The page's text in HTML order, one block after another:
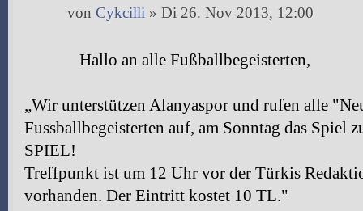
von Cykcilli » Di 26. Nov 2013, 12:00
Hallo an alle Fußballbegeisterten,
„Wir unterstützen Alanyaspor und rufen alle
Fussballbegeisterten auf, am Sonntag das Spiel
SPIEL!
Treffpunkt ist um 12 Uhr vor der Türkis
vorhanden. Der Eintritt kostet 10 TL."